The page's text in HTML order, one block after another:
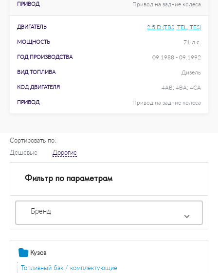
ПРИВОД Привод на задние колеса
ДВИГАТЕЛЬ 2.5 D (TBS, TEL, TES)
МОЩНОСТЬ 71 л.с.
ГОД ПРОИЗВОДСТВА 09.1988 - 09.1992
ВИД ТОПЛИВА Дизель
КОД ДВИГАТЕЛЯ 4AB; 4BA; 4CA
ПРИВОД Привод на задние колеса
Сортировать по:
Дешевые
Дорогие
Фильтр по параметрам
Бренд
Кузов
Топливный бак / комплектующие